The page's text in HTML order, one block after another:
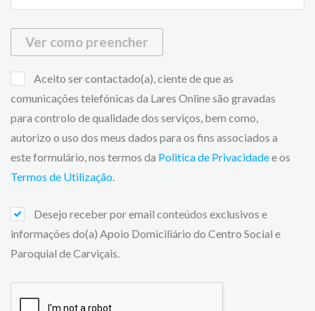
Ver como preencher
Aceito ser contactado(a), ciente de que as
comunicações telefónicas da Lares Online são gravadas
para controlo de qualidade dos serviços, bem como,
autorizo o uso dos meus dados para os fins associados a
este formulário, nos termos da Politica de Privacidadee os
Termos de Utilização.
Desejo receber por email conteúdos exclusivos e
informações do(a) Apoio Domiciliário do Centro Social e
Paroquial de Carviçais.